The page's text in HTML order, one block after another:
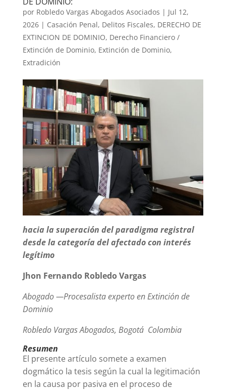
por Robledo Vargas Abogados Asociados | Jul 12,
2026| Casación Penal, Delitos Fiscales, DERECHO DE
EXTINCION DE DOMINIO, Derecho Financiero /
Extinción de Dominio, Extinción de Dominio,
Extradición
hacia la superación del paradigma registral
desde la categoría del afectado con interés
legítimo
Jhon Fernando Robledo Vargas
Abogado —Procesalista experto en Extinción de
Dominio
Robledo Vargas Abogados, Bogotá Colombia
Resumen
El presente artículo somete a examen
dogmático la tesis según la cual la legitimación
en la causa por pasiva en el proceso de